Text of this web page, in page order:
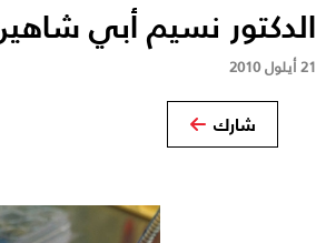
الدكتور نسيم أبي
21 أيلول 2010
شارك